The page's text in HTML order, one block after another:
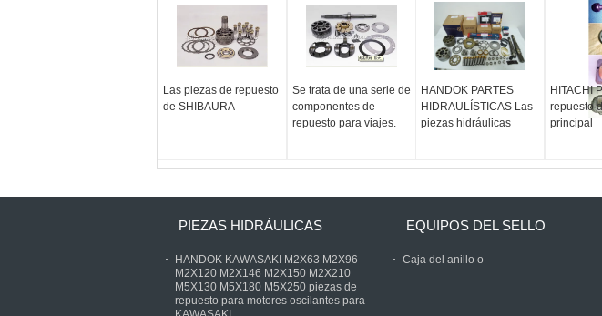
Las piezas de repuesto
de SHIBAURA
Se trata de una serie de
componentes de
repuesto para viajes.
HANDOK PARTES
HIDRAULÍSTICAS Las
piezas hidráulicas
HITACHI
repuesto
principal
PIEZAS HIDRÁULICAS
HANDOK KAWASAKI M2X63 M2X96
M2X120 M2X146 M2X150 M2X210
M5X130 M5X180 M5X250 piezas de
repuesto para motores oscilantes para
EQUIPOS DEL SELLO
Caja del anillo o